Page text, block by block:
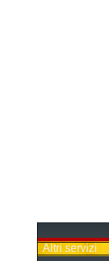
Altri servizi